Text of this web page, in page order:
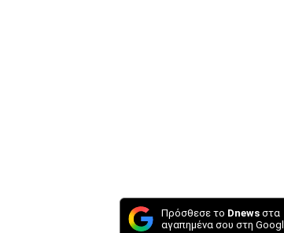
Πρόσθεσε το Dnews στα
αγαπημένα σου στη